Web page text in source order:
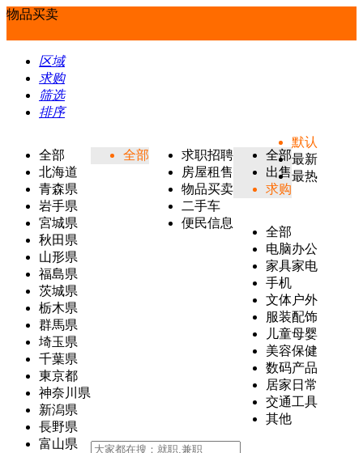
物品买卖
区域
求购
筛选
排序
全部
北海道
青森県
岩手県
宮城県
秋田県
山形県
福島県
茨城県
栃木県
群馬県
埼玉県
千葉県
東京都
神奈川県
新潟県
長野県
富山県
全部
求职招聘
房屋租售
物品买卖
二手车
便民信息
全部
出售
求购
全部
电脑办公
家具家电
手机
文体户外
服装配饰
儿童母婴
美容保健
数码产品
居家日常
交通工具
其他
默认
最新
最热